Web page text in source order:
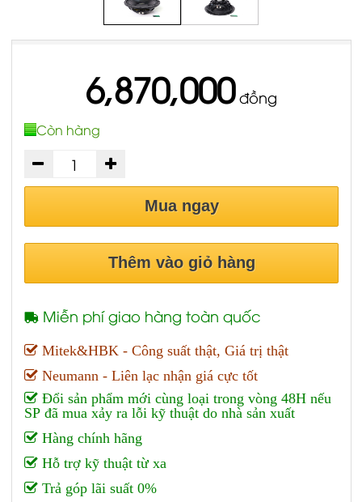
6,870,000đồng
Còn hàng
Mua ngay
Thêm vào giỏ hàng
Miễn phí giao hàng toàn quốc
Mitek&HBK - Công suất thật, Giá trị thật
Neumann - Liên lạc nhận giá cực tốt
Đổi sản phẩm mới cùng loại trong vòng 48H nếu
SP đã mua xảy ra lỗi kỹ thuật do nhà sản xuất
Hàng chính hãng
Hỗ trợ kỹ thuật từ xa
Trả góp lãi suất 0%